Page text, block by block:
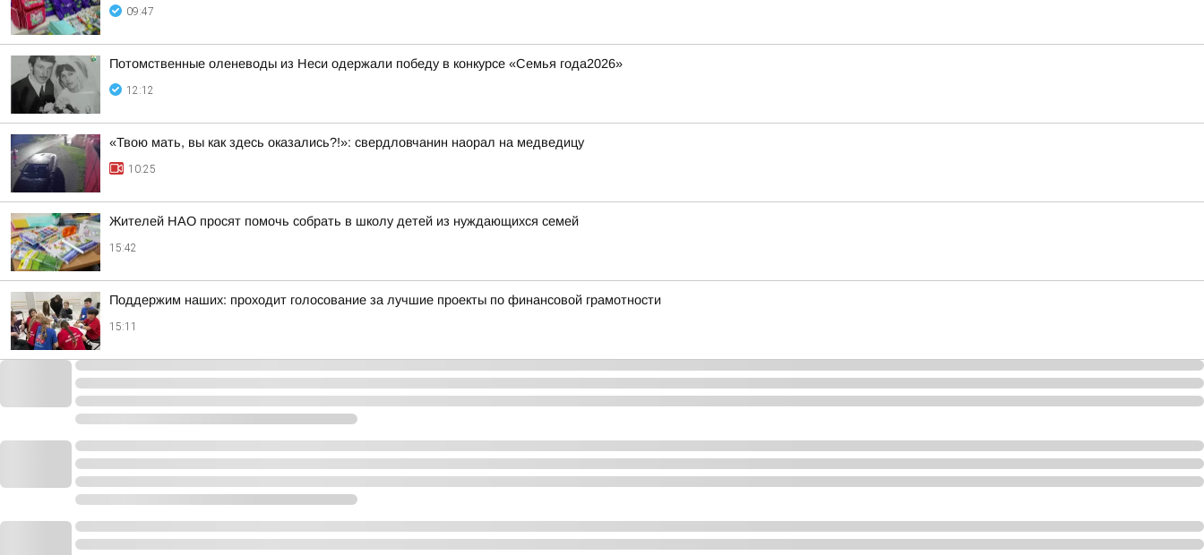
09:47
Потомственные оленеводы из Неси одержали победу в конкурсе «Семья года2026»
12:12
«Твою мать, вы как здесь оказались?!»: свердловчанин наорал на медведицу
10:25
Жителей НАО просят помочь собрать в школу детей из нуждающихся семей
15:42
Поддержим наших: проходит голосование за лучшие проекты по финансовой грамотности
15:11